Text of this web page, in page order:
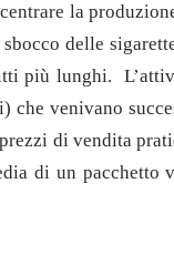
la
delle
più lunghi.
venivano
di vendita
di un